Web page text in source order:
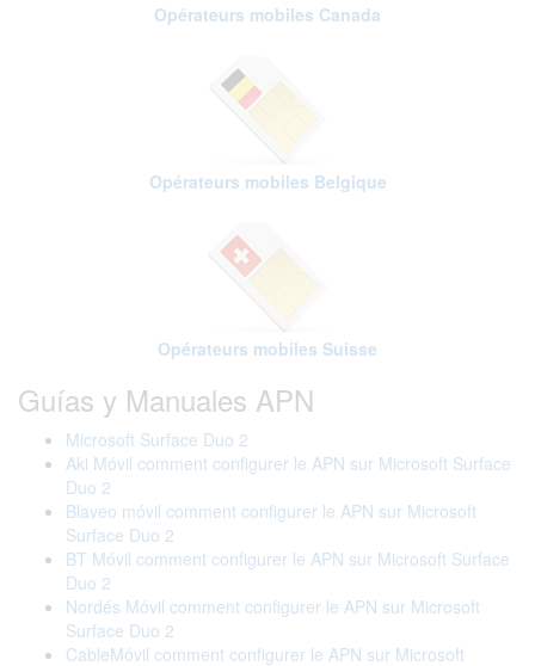
Opérateurs mobiles Canada
Opérateurs mobiles Belgique
Opérateurs mobiles Suisse
Guías y Manuales APN
Microsoft Surface Duo 2
Aki Móvil comment configurer le APN sur Microsoft Surface
Duo 2
Blaveo móvil comment configurer le APN sur Microsoft
Surface Duo 2
BT Móvil comment configurer le APN sur Microsoft Surface
Duo 2
Nordés Móvil comment configurer le APN sur Microsoft
Surface Duo 2
CableMóvil comment configurer le APN sur Microsoft